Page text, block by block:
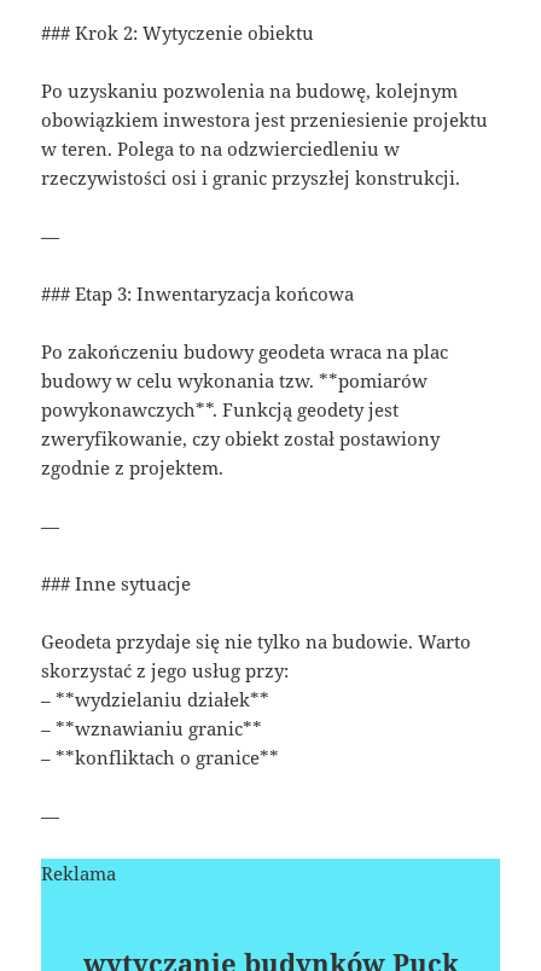
### Krok 2: Wytyczenie obiektu
Po uzyskaniu pozwolenia na budowę, kolejnym
obowiązkiem inwestora jest przeniesienie projektu
w teren. Polega to na odzwierciedleniu w
rzeczywistości osi i granic przyszłej konstrukcji.
—
### Etap 3: Inwentaryzacja końcowa
Po zakończeniu budowy geodeta wraca na plac
budowy w celu wykonania tzw. **pomiarów
powykonawczych**. Funkcją geodety jest
zweryfikowanie, czy obiekt został postawiony
zgodnie z projektem.
—
### Inne sytuacje
Geodeta przydaje się nie tylko na budowie. Warto
skorzystać z jego usług przy:
– **wydzielaniu działek**
– **wznawianiu granic**
– **konfliktach o granice**
—
Reklama
wytyczanie budynków Puck